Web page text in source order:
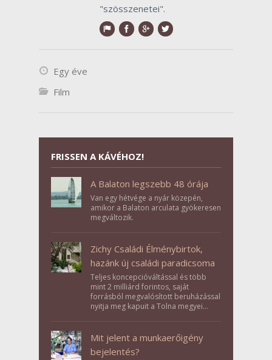
"szösszenetei".
Egy éve
Film
FRISSEN A KÁVÉHOZ!
A Balaton legszebb 48 órája
Van egy hétvége a nyár közepén,
amikor a Balaton arculata gyökeresen
megváltozik.
Zichy Családi Élménybirtok,
hazánk új családi paradicsoma
Teljes koncepcióváltással és több
mint 2 milliárd forintos, saját
forrásból megvalósított beruházással
nyitja meg kapuit a Tolna megyei
Mit jelent a munkaerőigény
bejelentés?